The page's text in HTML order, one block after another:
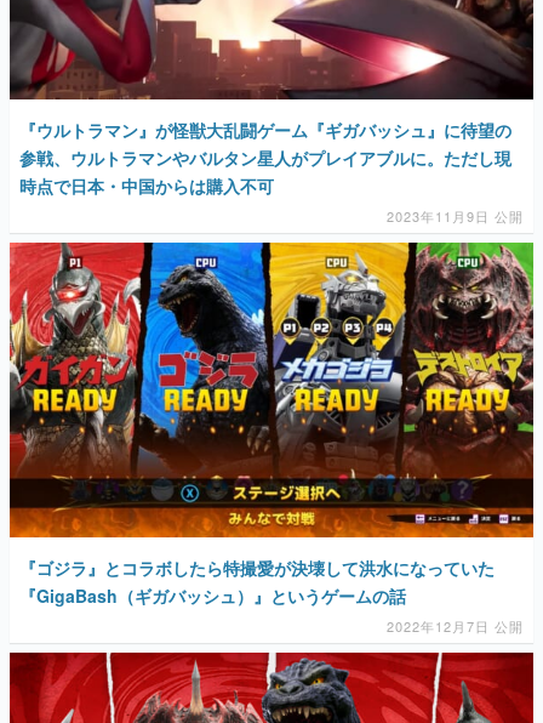
ゲームが変えた日本語
「経験値」「裏技」「ラスボス」… ゲームにまつわる言葉
の起源や用法の変遷を、コンピューター文化史研究家・タ
イニーP氏が徹底調査。
カテゴリ
特集記事
マンガ
女性向け
アプリレビュー
その他
電ファミニコゲーマーとは？
運営：株式会社マレ
『ウルトラマン』が怪獣大乱闘ゲーム『ギガバッシュ』に待望の
参戦、ウルトラマンやバルタン星人がプレイアブルに。ただし現
時点で日本・中国からは購入不可
2023年11月9日 公開
『ゴジラ』とコラボしたら特撮愛が決壊して洪水になっていた
『GigaBash（ギガバッシュ）』というゲームの話
2022年12月7日 公開